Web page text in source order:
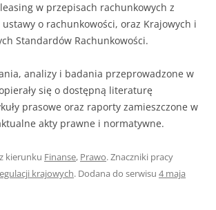
leasing w przepisach rachunkowych z
o rachunkowości, oraz Krajowych i
Standardów Rachunkowości.
analizy i badania przeprowadzone w
się o dostępną literaturę
prasowe oraz raporty zamieszczone w
akty prawne i normatywne.
kierunku Finanse, Prawo. Znaczniki pracy
krajowych. Dodana do serwisu 4 maja